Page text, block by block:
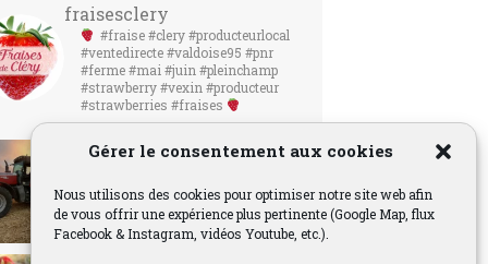
Gérer le consentement aux cookies
Nous utilisons des cookies pour optimiser notre site web afin
de vous offrir une expérience plus pertinente (Google Map, flux
Facebook & Instagram, vidéos Youtube, etc.).
fraisesclery
#fraise #clery #producteurlocal
#ventedirecte #valdoise95 #pnr
#ferme #mai #juin #pleinchamp
#strawberry #vexin #producteur
#strawberries #fraises